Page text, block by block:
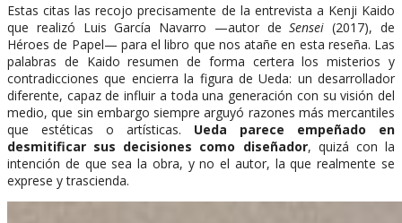
Estas citas las recojo precisamente de la entrevista a Kenji Kaido
que realizó Luis García Navarro —autor deSensei (2017), de
Héroes de Papel— para el libro que nos atañe en esta reseña. Las
palabras de Kaido resumen de forma certera los misterios y
contradicciones que encierra la figura de Ueda: un desarrollador
diferente, capaz de influir a toda una generación con su visión del
medio, que sin embargo siempre arguyó razones más mercantiles
que estéticas o artísticas. Ueda parece empeñado en
desmitificar sus decisiones como diseñador, quizá con la
intención de que sea la obra, y no el autor, la que realmente se
exprese y trascienda.